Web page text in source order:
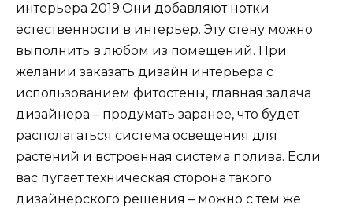
интерьера 2019.Они добавляют нотки
естественности в интерьер. Эту стену можно
выполнить в любом из помещений. При
желании заказать дизайн интерьера с
использованием фитостены, главная задача
дизайнера – продумать заранее, что будет
располагаться система освещения для
растений и встроенная система полива. Если
вас пугает техническая сторона такого
дизайнерского решения – можно с тем же